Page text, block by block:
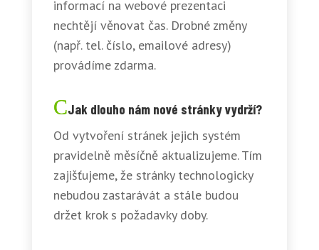
informací na webové prezentaci
nechtějí věnovat čas. Drobné změny
(např. tel. číslo, emailové adresy)
provádíme zdarma.
Jak dlouho nám nové stránky vydrží?
Od vytvoření stránek jejich systém
pravidelně měsíčně aktualizujeme. Tím
zajišťujeme, že stránky technologicky
nebudou zastarávát a stále budou
držet krok s požadavky doby.